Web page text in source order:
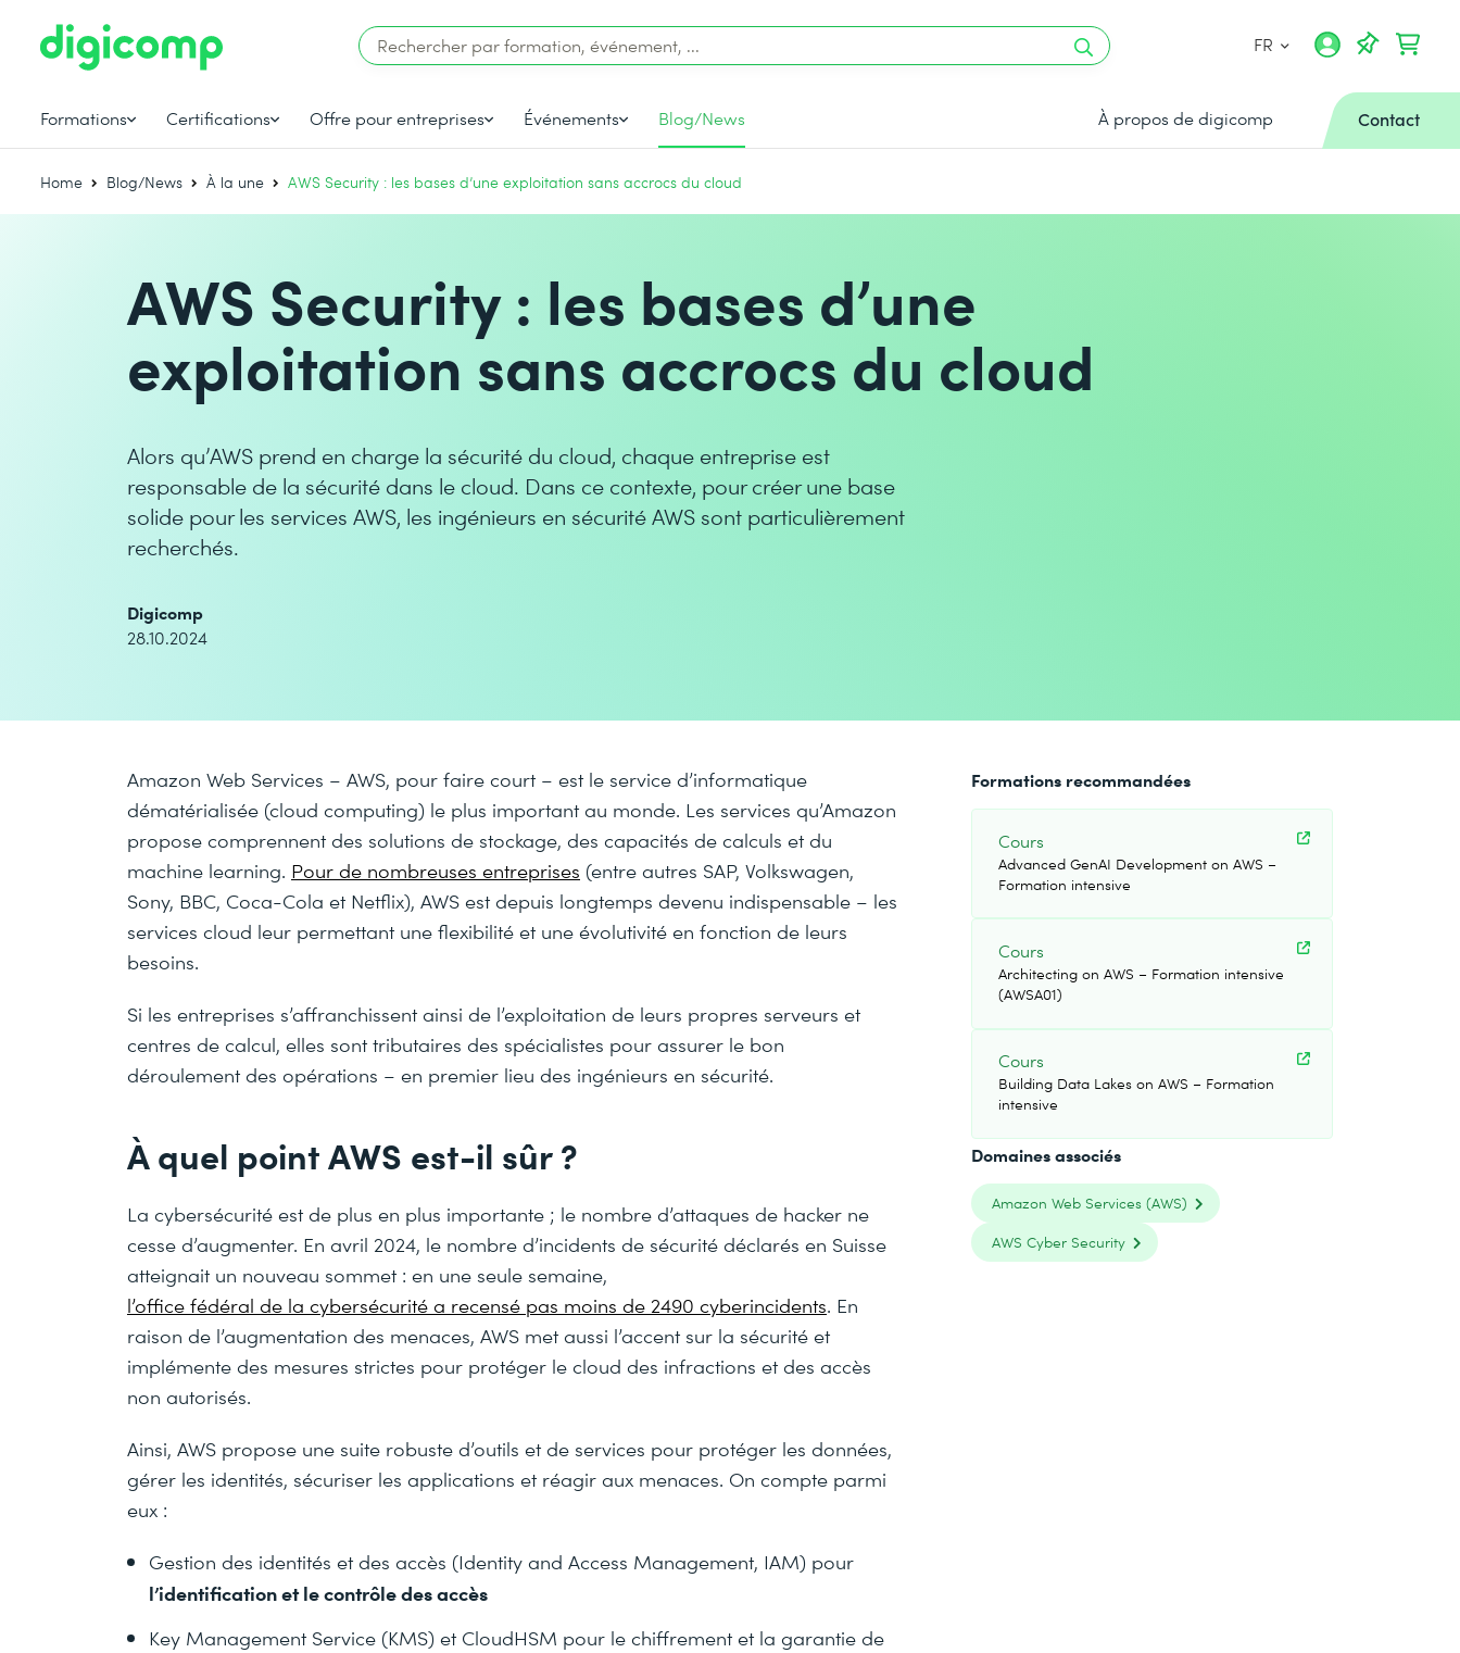
FR
Formations Certifications Offre pour entreprises Événements Blog/News À propos de digicomp Contact
Home Blog/News À la une AWS Security : les bases d’une exploitation sans accrocs du cloud
AWS Security : les bases d’une
exploitation sans accrocs du cloud
Alors qu’AWS prend en charge la sécurité du cloud, chaque entreprise est
responsable de la sécurité dans le cloud. Dans ce contexte, pour créer une base
solide pour les services AWS, les ingénieurs en sécurité AWS sont particulièrement
recherchés.
Digicomp
28.10.2024
Amazon Web Services – AWS, pour faire court – est le service d’informatique
dématérialisée (cloud computing) le plus important au monde. Les services qu’Amazon
propose comprennent des solutions de stockage, des capacités de calculs et du
machine learning. Pour de nombreuses entreprises (entre autres SAP, Volkswagen,
Sony, BBC, Coca-Cola et Netflix), AWS est depuis longtemps devenu indispensable – les
services cloud leur permettant une flexibilité et une évolutivité en fonction de leurs
besoins.
Si les entreprises s’affranchissent ainsi de l’exploitation de leurs propres serveurs et
centres de calcul, elles sont tributaires des spécialistes pour assurer le bon
déroulement des opérations – en premier lieu des ingénieurs en sécurité.
À quel point AWS est-il sûr ?
La cybersécurité est de plus en plus importante ; le nombre d’attaques de hacker ne
cesse d’augmenter. En avril 2024, le nombre d’incidents de sécurité déclarés en Suisse
atteignait un nouveau sommet : en une seule semaine,
l’office fédéral de la cybersécurité a recensé pas moins de 2490 cyberincidents. En
raison de l’augmentation des menaces, AWS met aussi l’accent sur la sécurité et
implémente des mesures strictes pour protéger le cloud des infractions et des accès
non autorisés.
Ainsi, AWS propose une suite robuste d’outils et de services pour protéger les données,
gérer les identités, sécuriser les applications et réagir aux menaces. On compte parmi
eux :
Gestion des identités et des accès (Identity and Access Management, IAM) pour
l’identification et le contrôle des accès
Key Management Service (KMS) et CloudHSM pour le chiffrement et la garantie de
Formations recommandées
Cours
Advanced GenAI Development on AWS –
Formation intensive
Cours
Architecting on AWS – Formation intensive
(AWSA01)
Cours
Building Data Lakes on AWS – Formation
intensive
Domaines associés
Amazon Web Services (AWS)
AWS Cyber Security